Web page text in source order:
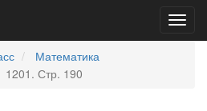
Математика
1201. Стр. 190